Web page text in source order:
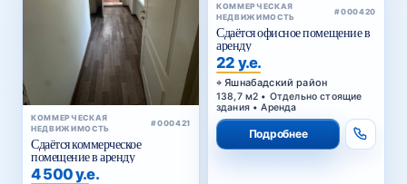
КОММЕРЧЕСКАЯ
НЕДВИЖИМОСТЬ
#000421
Сдаётся коммерческое
помещение в аренду
4 500 у.е.
КОММЕРЧЕСКАЯ
НЕДВИЖИМОСТЬ
#000420
Сдаётся офисное помещение в
аренду
22 у.е.
Яшнабадский район
138,7 м2 • Отдельно стоящие
здания • Аренда
Подробнее